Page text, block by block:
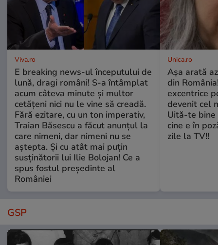
Viva.ro
E breaking news-ul începutului de
lună, dragi români! S-a întâmplat
acum câteva minute și multor
cetățeni nici nu le vine să creadă.
Fără ezitare, cu un ton imperativ,
Traian Băsescu a făcut anunțul la
care nimeni, dar nimeni nu se
aștepta. Și cu atât mai puțin
susținătorii lui Ilie Bolojan! Ce a
spus fostul președinte al
României
Unica.ro
Așa arată
din
excentrice
devenit cel
Uită-te bine
cine e în
zile la TV!!
GSP